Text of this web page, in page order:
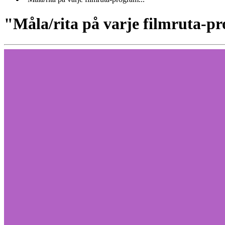
"Måla/rita på varje filmruta-